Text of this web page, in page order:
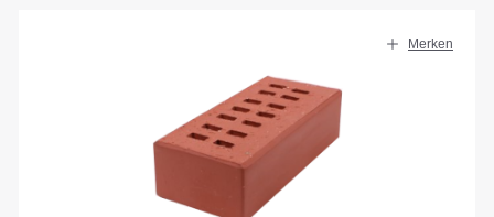
Merken